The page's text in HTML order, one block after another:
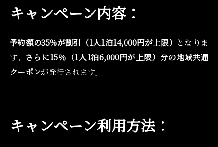
キャンペーン内容：
予約額の35%が割引（1人1泊14,000円が上限） となりま
す。 さらに15％（1人1泊6,000円が上限）分の地域共通
クーポンが発行されます。
キャンペーン利用方法：